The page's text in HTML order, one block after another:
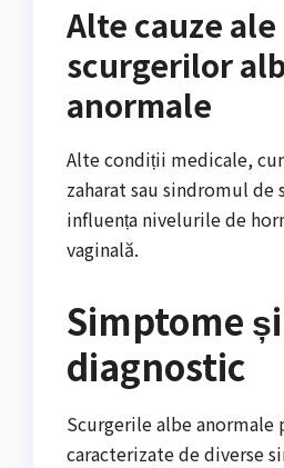
Alte cauze ale
scurgerilor
anormale
Alte condiții medicale,
zaharat sau sindromul de
influența nivelurile de
vaginală.
Simptome și
diagnostic
Scurgerile albe anormale
caracterizate de diverse